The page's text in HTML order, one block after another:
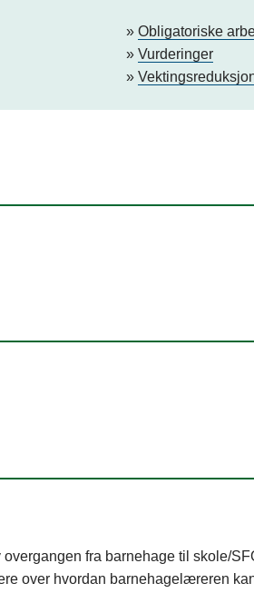
Obligatoriske
Vurderinger
fra barnehage til skole/
over hvordan barnehagelæreren